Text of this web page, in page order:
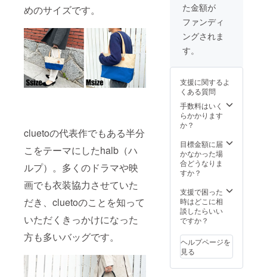
めのサイズです。
cluetoの代表作でもある半分
こをテーマにしたhalb（ハ
ルプ）。多くのドラマや映
画でも衣装協力させていた
だき、cluetoのことを知って
いただくきっかけになった
方も多いバッグです。
た金額が
ファンディ
ングされま
す。
支援に関するよ
くある質問
手数料はいく
らかかります
か？
目標金額に届
かなかった場
合どうなりま
すか？
支援で困った
時はどこに相
談したらいい
ですか？
ヘルプページを
見る